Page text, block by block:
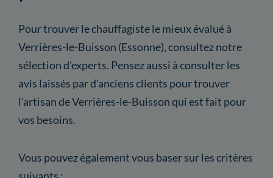
Pour trouver le chauffagiste le mieux évalué à
Verrières-le-Buisson (Essonne), consultez notre
sélection d'experts. Pensez aussi à consulter les
avis laissés par d'anciens clients pour trouver
l'artisan de Verrières-le-Buisson qui est fait pour
vos besoins.
Vous pouvez également vous baser sur les critères